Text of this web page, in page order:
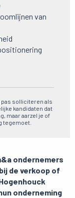
van
pas solliciteren als
kandidaten dat
maar aarzel je of
tegemoet.
ondernemers
de verkoop of
onderneming